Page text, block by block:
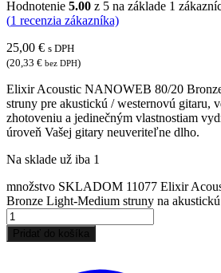
Hodnotenie 5.00 z 5 na základe 1
(1 recenzia zákazníka)
25,00 € s DPH
(20,33 € bez DPH)
Elixir Acoustic NANOWEB 80/20
struny pre akustickú / westernovú gitaru,
zhotoveniu a jedinečným vlastnostiam
úroveň Vašej gitary neuveriteľne dlho.
Na sklade už iba 1
množstvo SKLADOM 11077 Elixir
Bronze Light-Medium struny na
Pridať do košíka